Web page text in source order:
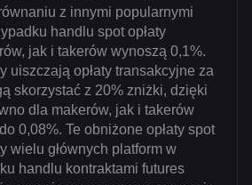
z innymi popularnymi
handlu spot opłaty
jak i takerów wynoszą 0,1%.
uiszczają opłaty transakcyjne za
skorzystać z 20% zniżki, dzięki
dla makerów, jak i takerów
0,08%. Te obniżone opłaty spot
wielu głównych platform w
handlu kontraktami futures